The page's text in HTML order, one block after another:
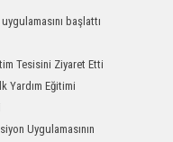
başlattı
Tesisini Ziyaret Etti
Yardım Eğitimi
Uygulamasının